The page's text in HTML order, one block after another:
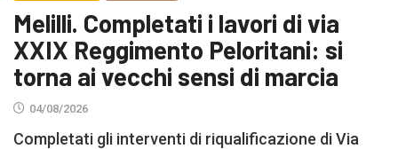
Melilli. Completati i lavori di via
XXIX Reggimento Peloritani: si
torna ai vecchi sensi di marcia
04/08/2026
Completati gli interventi di riqualificazione di Via